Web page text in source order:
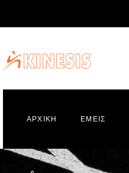
ΑΡΧΙΚΗ ΕΜΕΙΣ